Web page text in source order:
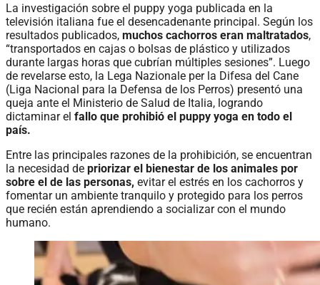
La investigación sobre el puppy yoga publicada en la
televisión italiana fue el desencadenante principal. Según los
resultados publicados, muchos cachorros eran maltratados,
“transportados en cajas o bolsas de plástico y utilizados
durante largas horas que cubrían múltiples sesiones”. Luego
de revelarse esto, la Lega Nazionale per la Difesa del Cane
(Liga Nacional para la Defensa de los Perros) presentó una
queja ante el Ministerio de Salud de Italia, logrando
dictaminar el fallo que prohibió el puppy yoga en todo el
país.
Entre las principales razones de la prohibición, se encuentran
la necesidad de priorizar el bienestar de los animales por
sobre el de las personas, evitar el estrés en los cachorros y
fomentar un ambiente tranquilo y protegido para los perros
que recién están aprendiendo a socializar con el mundo
humano.